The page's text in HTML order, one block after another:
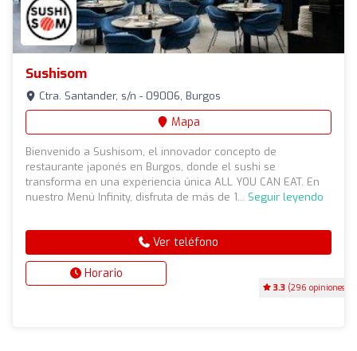
Sushisom
3.3 (296 opiniones)
Ctra. Santander, s/n - 09006, Burgos
Mapa
Bienvenido a Sushisom, el innovador concepto de
restaurante japonés en Burgos, donde el sushi se
transforma en una experiencia única ALL YOU CAN EAT. En
nuestro Menú Infinity, disfruta de más de 1... Seguir leyendo
Ver teléfono
Horario